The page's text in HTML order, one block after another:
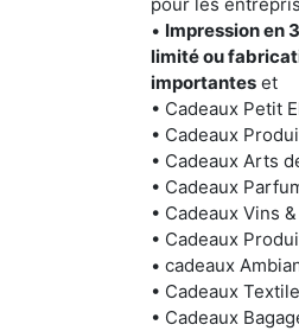
pour les
• Impression en
limité ou
importantes et
• Cadeaux Petit
• Cadeaux
• Cadeaux Arts
• Cadeaux
• Cadeaux Vins
• Cadeaux
• cadeaux
• Cadeaux Textile
• Cadeaux